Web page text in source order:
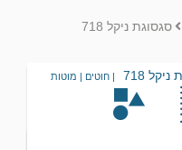
סגסוגת ניקל 718
718 | חוטים | מוטות